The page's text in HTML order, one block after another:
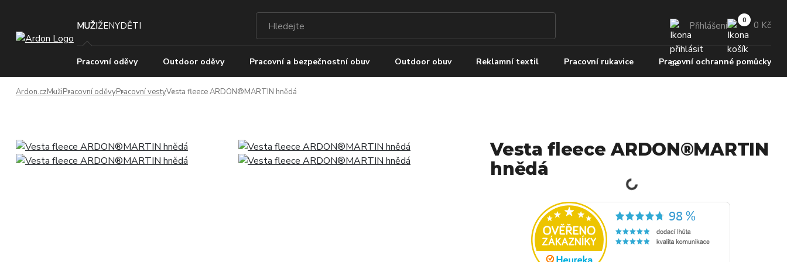
MUŽIŽENYDĚTI Přihlášení 0 Kč
Pracovní oděvy Outdoor oděvy Pracovní a bezpečnostní obuv Outdoor obuv Reklamní textil Pracovní rukavice Pracovní ochranné pomůcky
Ardon.czMužiPracovní oděvyPracovní vestyVesta fleece ARDON®MARTIN hnědá
Vesta fleece ARDON®MARTIN
hnědá